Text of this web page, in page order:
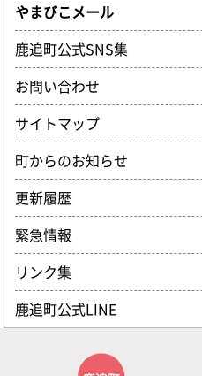
やまびこメール
鹿追町公式SNS集
お問い合わせ
サイトマップ
町からのお知らせ
更新履歴
緊急情報
リンク集
鹿追町公式LINE